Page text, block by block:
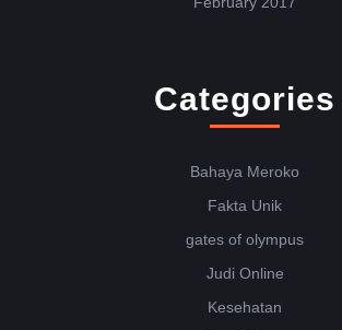
Categories
Bahaya Meroko
Fakta Unik
gates of olympus
Judi Online
Kesehatan